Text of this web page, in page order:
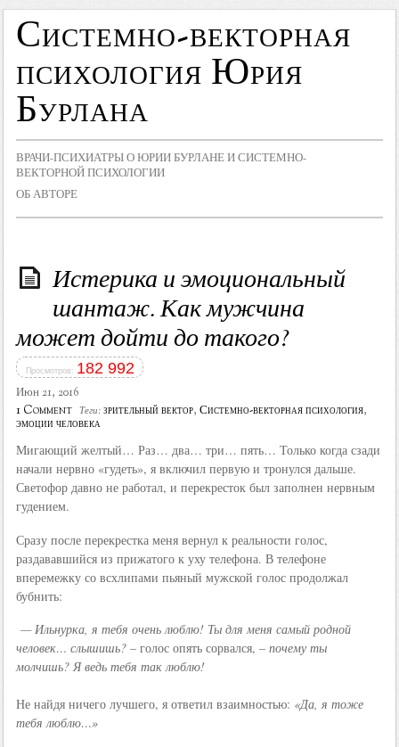
Системно-векторная
психология Юрия
Бурлана
ВРАЧИ-ПСИХИАТРЫ О ЮРИИ БУРЛАНЕ И СИСТЕМНО-
ВЕКТОРНОЙ ПСИХОЛОГИИ
ОБ АВТОРЕ
Истерика и эмоциональный
шантаж. Как мужчина
может дойти до такого?
Просмотров: 182 992
Июн 21, 2016
1 Comment Теги:зрительный вектор, Системно-векторная психология,
эмоции человека
Мигающий желтый… Раз… два… три… пять… Только когда сзади
начали нервно «гудеть», я включил первую и тронулся дальше.
Светофор давно не работал, и перекресток был заполнен нервным
гудением.
Сразу после перекрестка меня вернул к реальности голос,
раздававшийся из прижатого к уху телефона. В телефоне
вперемежку со всхлипами пьяный мужской голос продолжал
бубнить:
— Ильнурка, я тебя очень люблю! Ты для меня самый родной
человек… слышишь?– голос опять сорвался, – почему ты
молчишь? Я ведь тебя так люблю!
Не найдя ничего лучшего, я ответил взаимностью: «Да, я тоже
тебя люблю…»